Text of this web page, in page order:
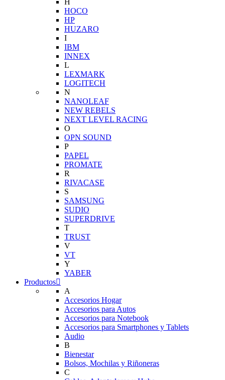
H
HOCO
HP
HUZARO
I
IBM
INNEX
L
LEXMARK
LOGITECH
N
NANOLEAF
NEW REBELS
NEXT LEVEL RACING
O
OPN SOUND
P
PAPEL
PROMATE
R
RIVACASE
S
SAMSUNG
SUDIO
SUPERDRIVE
T
TRUST
V
VT
Y
YABER
Productos
A
Accesorios Hogar
Accesorios para Autos
Accesorios para Notebook
Accesorios para Smartphones y Tablets
Audio
B
Bienestar
Bolsos, Mochilas y Riñoneras
C